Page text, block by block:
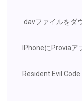
.davファイルをダ
IPhoneにProviaア
Resident Evil